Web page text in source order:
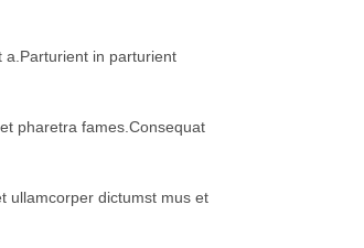
a.Parturient in parturient
pharetra fames.Consequat
ullamcorper dictumst mus et